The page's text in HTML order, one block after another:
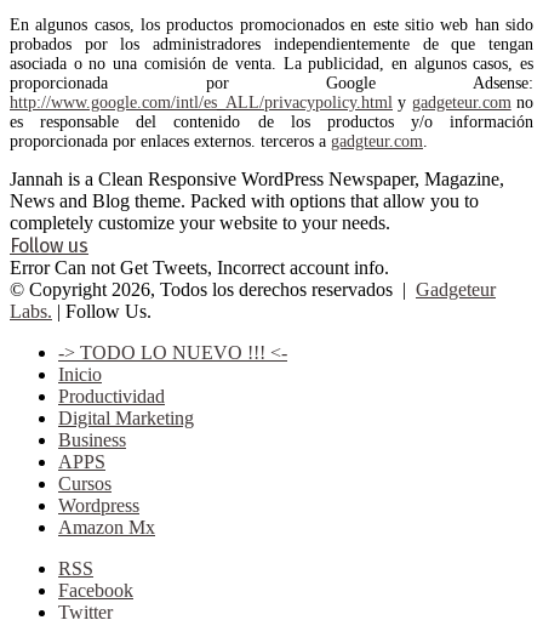
En algunos casos, los productos promocionados en este sitio web han sido
probados por los administradores independientemente de que tengan
asociada o no una comisión de venta. La publicidad, en algunos casos, es
proporcionada por Google Adsense:
http://www.google.com/intl/es_ALL/privacypolicy.html y gadgeteur.comno
es responsable del contenido de los productos y/o información
proporcionada por enlaces externos. terceros a gadgteur.com.
Jannah is a Clean Responsive WordPress Newspaper, Magazine,
News and Blog theme. Packed with options that allow you to
completely customize your website to your needs.
Follow us
Error Can not Get Tweets, Incorrect account info.
© Copyright 2026, Todos los derechos reservados | Gadgeteur
Labs. | Follow Us.
-> TODO LO NUEVO !!! <-
Inicio
Productividad
Digital Marketing
Business
APPS
Cursos
Wordpress
Amazon Mx
RSS
Facebook
Twitter